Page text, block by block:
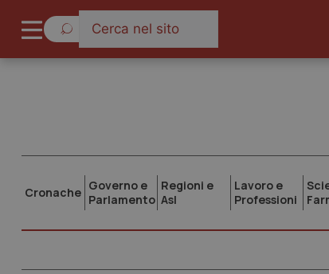
Cronache Governo e
Parlamento
Regioni e
Asl
Lavoro e
Professioni